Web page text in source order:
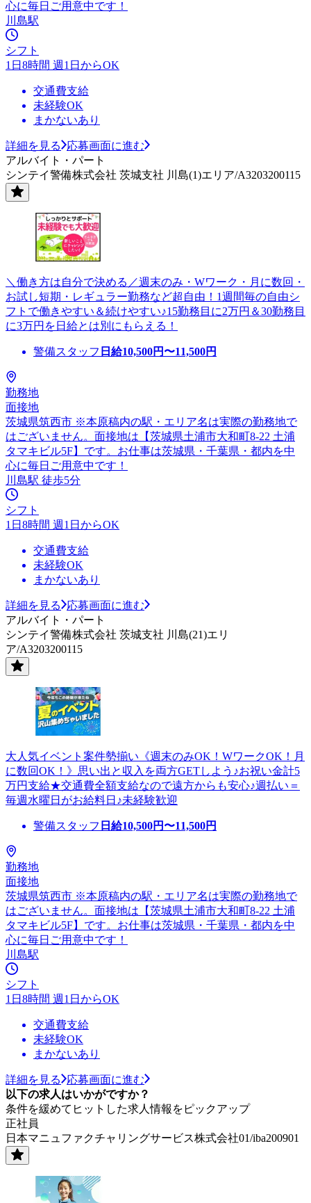
心に毎日ご用意中です！
川島駅
シフト
1日8時間 週1日からOK
交通費支給
未経験OK
まかないあり
詳細を見る
応募画面に進む
アルバイト・パート
シンテイ警備株式会社 茨城支社 川島(1)エリア/A3203200115
＼働き方は自分で決める／週末のみ・Wワーク・月に数回・
お試し短期・レギュラー勤務など超自由！1週間毎の自由シ
フトで働きやすい＆続けやすい♪15勤務目に2万円＆30勤務目
に3万円を日給とは別にもらえる！
警備スタッフ 日給10,500円〜11,500円
勤務地
面接地
茨城県筑西市 ※本原稿内の駅・エリア名は実際の勤務地で
はございません。面接地は【茨城県土浦市大和町8-22 土浦
タマキビル5F】です。お仕事は茨城県・千葉県・都内を中
心に毎日ご用意中です！
川島駅 徒歩5分
シフト
1日8時間 週1日からOK
交通費支給
未経験OK
まかないあり
詳細を見る
応募画面に進む
アルバイト・パート
シンテイ警備株式会社 茨城支社 川島(21)エリ
ア/A3203200115
大人気イベント案件勢揃い《週末のみOK！WワークOK！月
に数回OK！》思い出と収入を両方GETしよう♪お祝い金計5
万円支給★交通費全額支給なので遠方からも安心♪週払い＝
毎週水曜日がお給料日♪未経験歓迎
警備スタッフ 日給10,500円〜11,500円
勤務地
面接地
茨城県筑西市 ※本原稿内の駅・エリア名は実際の勤務地で
はございません。面接地は【茨城県土浦市大和町8-22 土浦
タマキビル5F】です。お仕事は茨城県・千葉県・都内を中
心に毎日ご用意中です！
川島駅
シフト
1日8時間 週1日からOK
交通費支給
未経験OK
まかないあり
詳細を見る
応募画面に進む
以下の求人はいかがですか？
条件を緩めてヒットした求人情報をピックアップ
正社員
日本マニュファクチャリングサービス株式会社01/iba200901